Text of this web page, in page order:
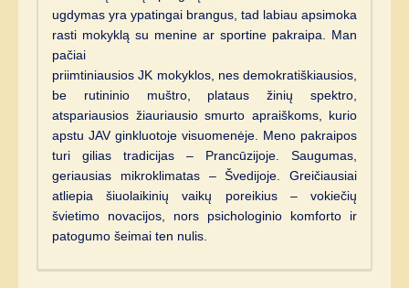
ugdymas yra ypatingai brangus, tad labiau apsimoka
rasti mokyklą su menine ar sportine pakraipa. Man
pačiai
priimtiniausios JK mokyklos, nes demokratiškiausios,
be rutininio muštro, plataus žinių spektro,
atspariausios žiauriausio smurto apraiškoms, kurio
apstu JAV ginkluotoje visuomenėje. Meno pakraipos
turi gilias tradicijas – Prancūzijoje. Saugumas,
geriausias mikroklimatas – Švedijoje. Greičiausiai
atliepia šiuolaikinių vaikų poreikius – vokiečių
švietimo novacijos, nors psichologinio komforto ir
patogumo šeimai ten nulis.